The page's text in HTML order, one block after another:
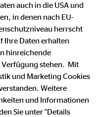
der
auch in die USA und
in denen nach EU-
herrscht
Ihre Daten erhalten
hinreichende
stehen. Mit
und Marketing Cookies
Weitere
und Informationen
Sie unter "Details